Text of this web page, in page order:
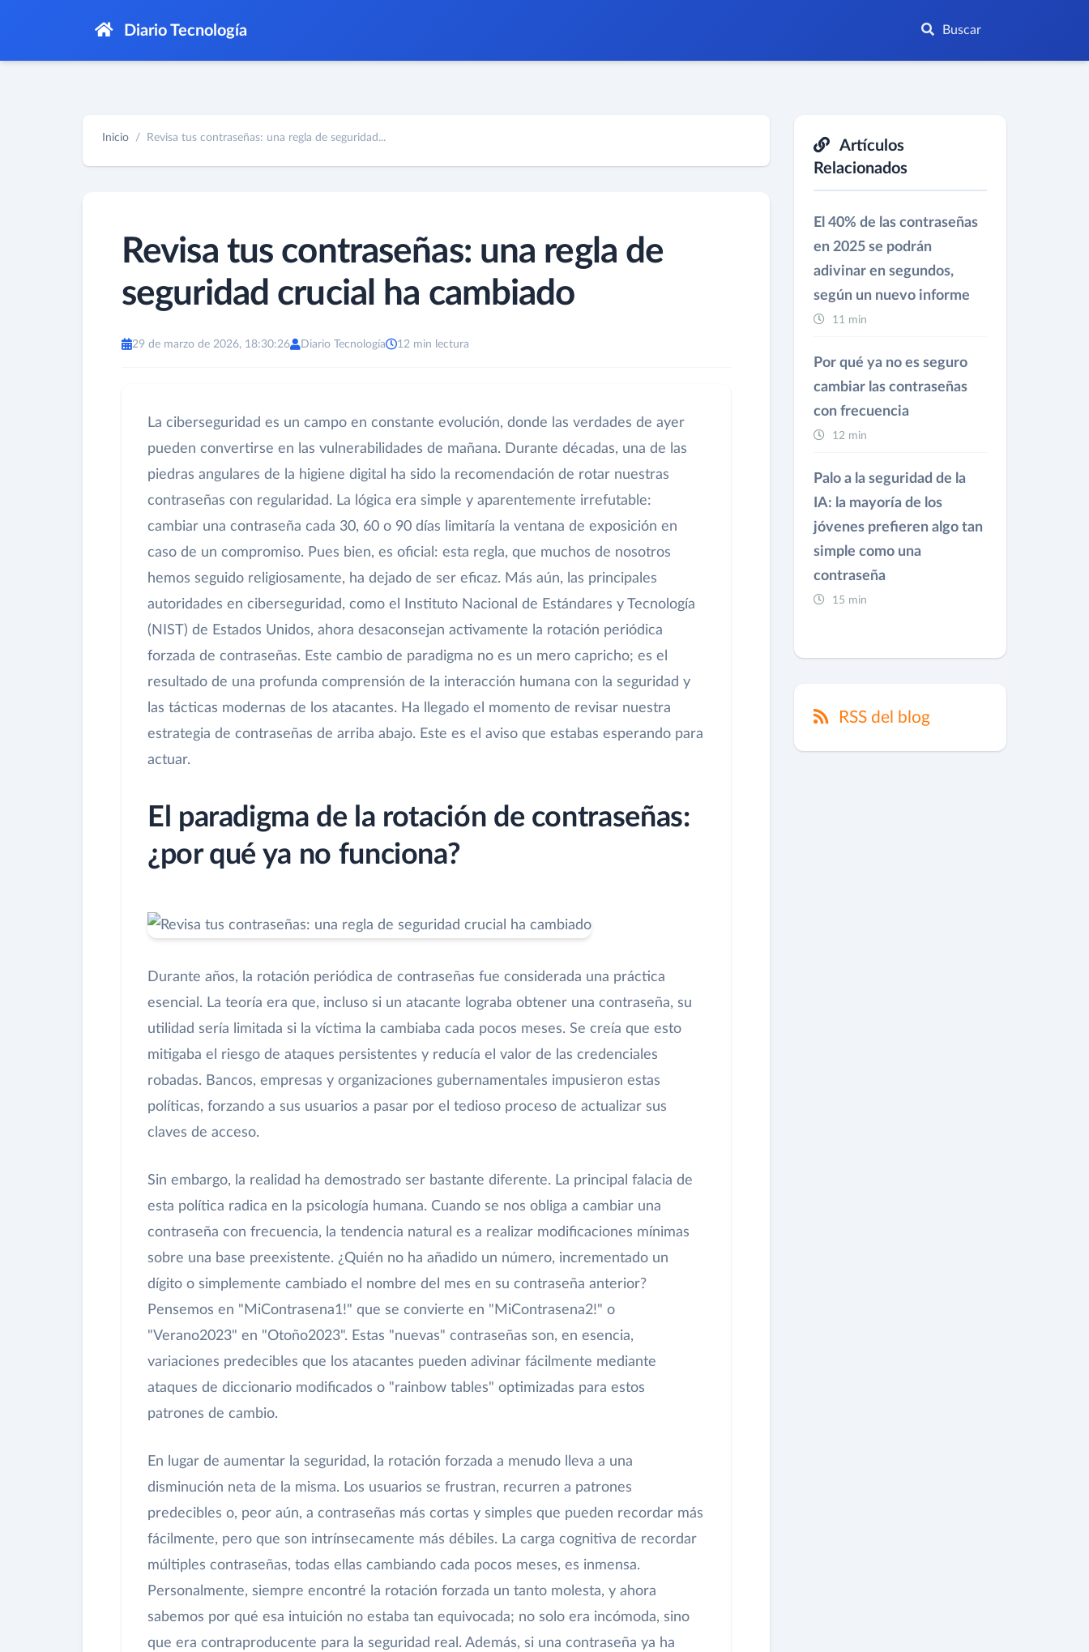
Diario Tecnología Buscar
Inicio Revisa tus contraseñas: una regla de seguridad...
Revisa tus contraseñas: una regla de
seguridad crucial ha cambiado
29 de marzo de 2026, 18:30:26 Diario Tecnología 12 min lectura
La ciberseguridad es un campo en constante evolución, donde las verdades de ayer
pueden convertirse en las vulnerabilidades de mañana. Durante décadas, una de las
piedras angulares de la higiene digital ha sido la recomendación de rotar nuestras
contraseñas con regularidad. La lógica era simple y aparentemente irrefutable:
cambiar una contraseña cada 30, 60 o 90 días limitaría la ventana de exposición en
caso de un compromiso. Pues bien, es oficial: esta regla, que muchos de nosotros
hemos seguido religiosamente, ha dejado de ser eficaz. Más aún, las principales
autoridades en ciberseguridad, como el Instituto Nacional de Estándares y Tecnología
(NIST) de Estados Unidos, ahora desaconsejan activamente la rotación periódica
forzada de contraseñas. Este cambio de paradigma no es un mero capricho; es el
resultado de una profunda comprensión de la interacción humana con la seguridad y
las tácticas modernas de los atacantes. Ha llegado el momento de revisar nuestra
estrategia de contraseñas de arriba abajo. Este es el aviso que estabas esperando para
actuar.
El paradigma de la rotación de contraseñas:
¿por qué ya no funciona?
Durante años, la rotación periódica de contraseñas fue considerada una práctica
esencial. La teoría era que, incluso si un atacante lograba obtener una contraseña, su
utilidad sería limitada si la víctima la cambiaba cada pocos meses. Se creía que esto
mitigaba el riesgo de ataques persistentes y reducía el valor de las credenciales
robadas. Bancos, empresas y organizaciones gubernamentales impusieron estas
políticas, forzando a sus usuarios a pasar por el tedioso proceso de actualizar sus
claves de acceso.
Sin embargo, la realidad ha demostrado ser bastante diferente. La principal falacia de
esta política radica en la psicología humana. Cuando se nos obliga a cambiar una
contraseña con frecuencia, la tendencia natural es a realizar modificaciones mínimas
sobre una base preexistente. ¿Quién no ha añadido un número, incrementado un
dígito o simplemente cambiado el nombre del mes en su contraseña anterior?
Pensemos en "MiContrasena1!" que se convierte en "MiContrasena2!" o
"Verano2023" en "Otoño2023". Estas "nuevas" contraseñas son, en esencia,
variaciones predecibles que los atacantes pueden adivinar fácilmente mediante
ataques de diccionario modificados o "rainbow tables" optimizadas para estos
patrones de cambio.
En lugar de aumentar la seguridad, la rotación forzada a menudo lleva a una
disminución neta de la misma. Los usuarios se frustran, recurren a patrones
predecibles o, peor aún, a contraseñas más cortas y simples que pueden recordar más
fácilmente, pero que son intrínsecamente más débiles. La carga cognitiva de recordar
múltiples contraseñas, todas ellas cambiando cada pocos meses, es inmensa.
Personalmente, siempre encontré la rotación forzada un tanto molesta, y ahora
sabemos por qué esa intuición no estaba tan equivocada; no solo era incómoda, sino
que era contraproducente para la seguridad real. Además, si una contraseña ya ha
Artículos
Relacionados
El 40% de las contraseñas
en 2025 se podrán
adivinar en segundos,
según un nuevo informe
11 min
Por qué ya no es seguro
cambiar las contraseñas
con frecuencia
12 min
Palo a la seguridad de la
IA: la mayoría de los
jóvenes prefieren algo tan
simple como una
contraseña
15 min
RSS del blog